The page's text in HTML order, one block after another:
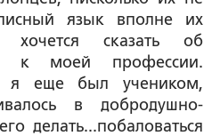
язык вполне их
хочется сказать об
к моей профессии.
я еще был учеником,
в добродушно-
делать...побаловаться